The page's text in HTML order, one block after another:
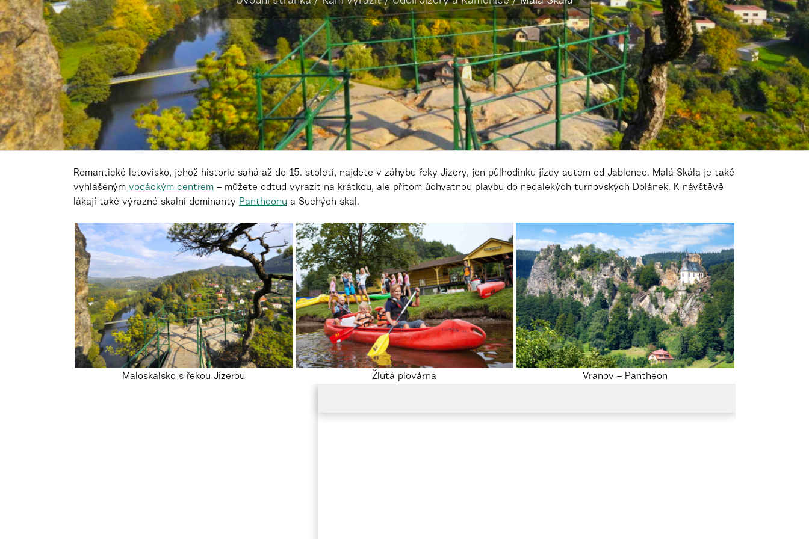
Romantické letovisko, jehož historie sahá až do 15. století, najdete v záhybu řeky Jizery, jen půlhodinku jízdy autem od Jablonce. Malá Skála je také
vyhlášeným vodáckým centrem – můžete odtud vyrazit na krátkou, ale přitom úchvatnou plavbu do nedalekých turnovských Dolánek. K návštěvě
lákají také výrazné skalní dominanty Pantheonu a Suchých skal.
Maloskalsko s řekou Jizerou Žlutá plovárna Vranov – Pantheon